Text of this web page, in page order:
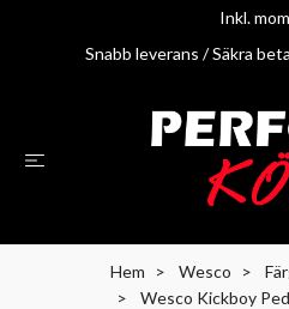
Inkl.
Snabb leverans / Säkra
Hem Wesco
Wesco Kickboy